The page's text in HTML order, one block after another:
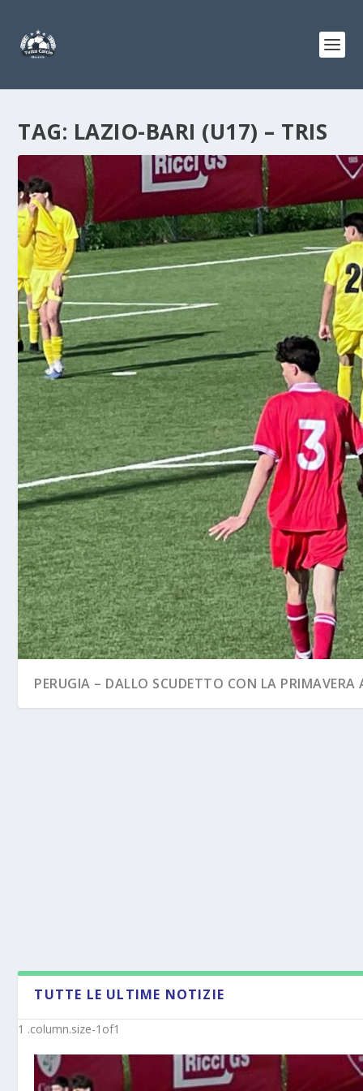
TAG: LAZIO-BARI (U17) – TRIS
PERUGIA – DALLO SCUDETTO CON LA PRIMAVERA
TUTTE LE ULTIME NOTIZIE